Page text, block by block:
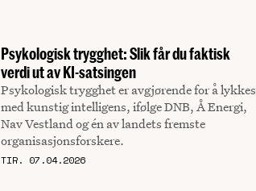
Psykologisk trygghet: Slik får du faktisk
verdi ut av KI-satsingen
Psykologisk trygghet er avgjørende for å lykkes
med kunstig intelligens, ifølge DNB, Å Energi,
Nav Vestland og én av landets fremste
organisasjonsforskere.
TIR. 07.04.2026